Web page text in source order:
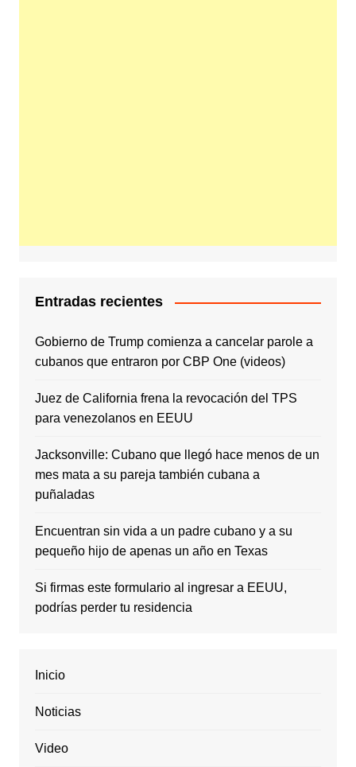
Entradas recientes
Gobierno de Trump comienza a cancelar parole a
cubanos que entraron por CBP One (videos)
Juez de California frena la revocación del TPS
para venezolanos en EEUU
Jacksonville: Cubano que llegó hace menos de un
mes mata a su pareja también cubana a
puñaladas
Encuentran sin vida a un padre cubano y a su
pequeño hijo de apenas un año en Texas
Si firmas este formulario al ingresar a EEUU,
podrías perder tu residencia
Inicio
Noticias
Video